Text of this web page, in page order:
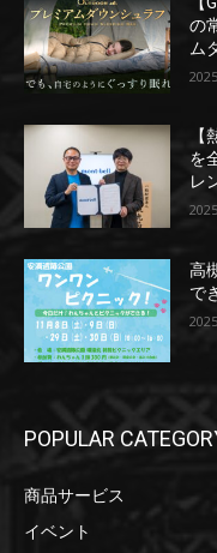
の
ム
を
レ
高
で
POPULAR
商品サービス
イベント